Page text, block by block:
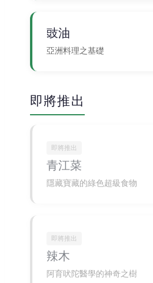
豉油
亞洲料理之基礎
即將推出
即將推出
青江菜
隱藏寶藏的綠色超級食物
即將推出
辣木
阿育吠陀醫學的神奇之樹